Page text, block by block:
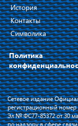
История
Контакты
Символика
Политика
Сетевое издание
регистрационный номер
Эл № ФС77-85372 от 30
по надзору в сфере